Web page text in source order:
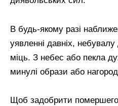
В будь-якому разі
уявленні давніх,
міць. З небес або пекла
минулі образи або
Щоб задобрити